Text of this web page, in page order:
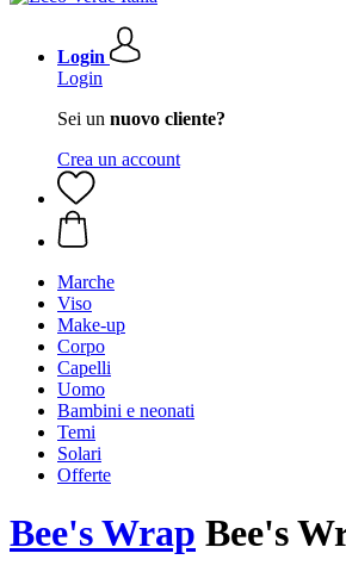
Login
Login
Sei un nuovo cliente?
Crea un account
Marche
Viso
Make-up
Corpo
Capelli
Uomo
Bambini e neonati
Temi
Solari
Offerte
Bee's Wrap Bee's